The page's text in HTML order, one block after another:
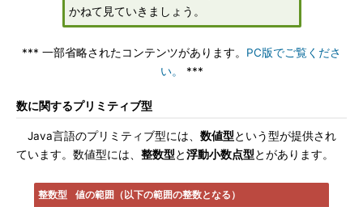
かねて見ていきましょう。
*** 一部省略されたコンテンツがあります。 PC版でご覧くださ
い。
***
数に関するプリミティブ型
Java言語のプリミティブ型には、 数値型という型が提供され
ています。数値型には、 整数型と浮動小数点型とがあります。
整数型 値の範囲（以下の範囲の整数となる）